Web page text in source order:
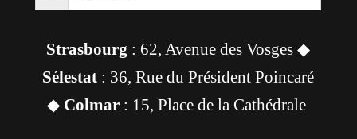
Strasbourg : 62, Avenue des Vosges ◆
Sélestat : 36, Rue du Président Poincaré
◆ Colmar: 15, Place de la Cathédrale